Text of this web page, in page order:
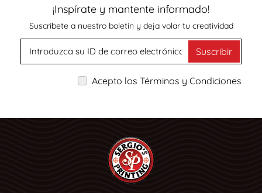
¡Inspírate y mantente informado!
Suscríbete a nuestro boletín y deja volar tu creatividad
Suscribir
Acepto los Términos y Condiciones